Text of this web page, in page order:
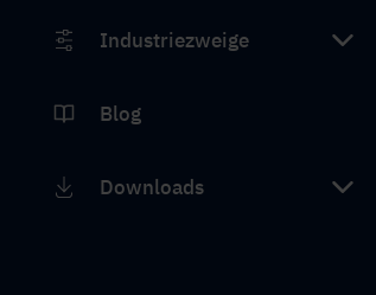
Industriezweige
Blog
Downloads